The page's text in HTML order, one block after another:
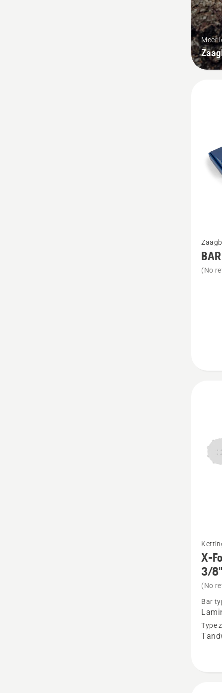
Meer
meer
details
over
(No
meer
details
over
Force
X-
3/
(No
Bar
Type